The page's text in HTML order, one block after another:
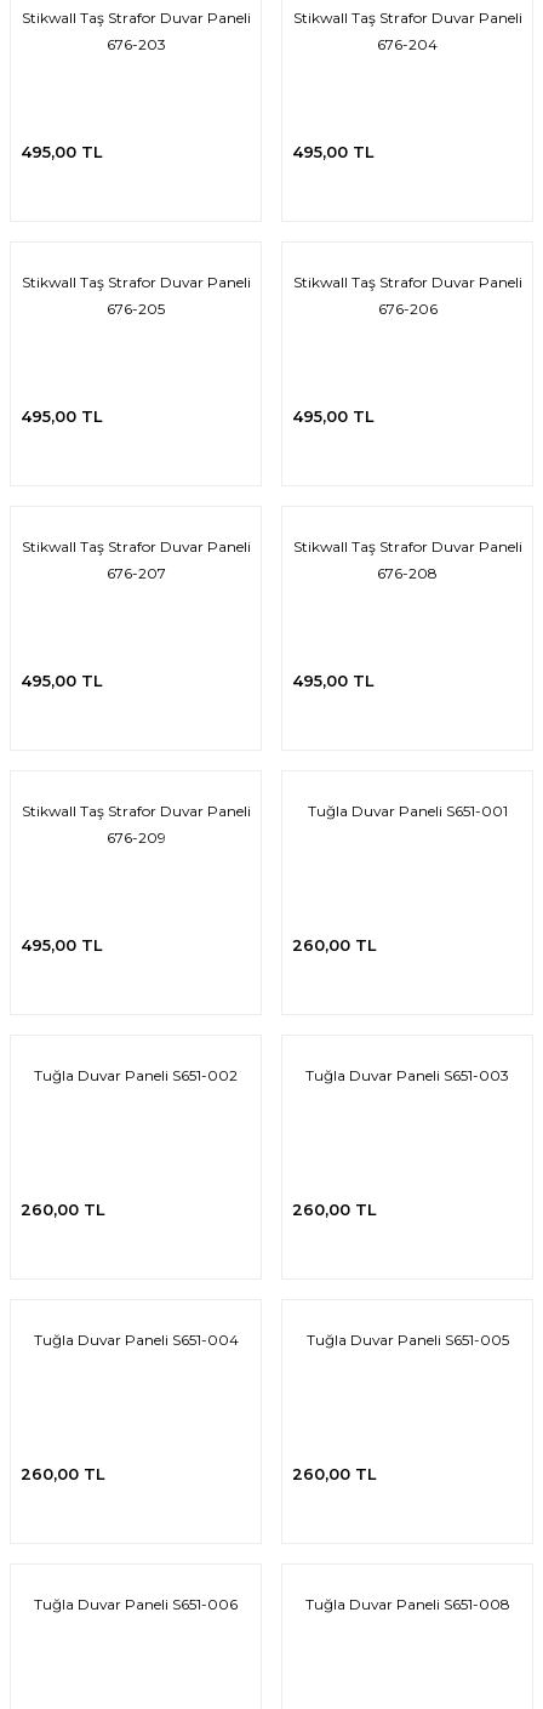
Stikwall Taş Strafor Duvar Paneli
676-203
495,00 TL
Stikwall Taş Strafor Duvar Paneli
676-204
495,00 TL
Stikwall Taş Strafor Duvar Paneli
676-205
495,00 TL
Stikwall Taş Strafor Duvar Paneli
676-206
495,00 TL
Stikwall Taş Strafor Duvar Paneli
676-207
495,00 TL
Stikwall Taş Strafor Duvar Paneli
676-208
495,00 TL
Stikwall Taş Strafor Duvar Paneli
676-209
495,00 TL
Tuğla Duvar Paneli S651-001
260,00 TL
Tuğla Duvar Paneli S651-002
260,00 TL
Tuğla Duvar Paneli S651-003
260,00 TL
Tuğla Duvar Paneli S651-004
260,00 TL
Tuğla Duvar Paneli S651-005
260,00 TL
Tuğla Duvar Paneli S651-006 Tuğla Duvar Paneli S651-008